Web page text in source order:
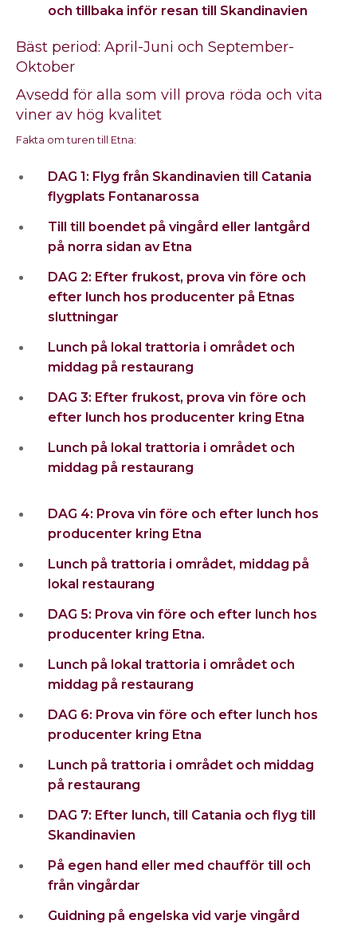
och tillbaka inför resan till Skandinavien
Bäst period: April-Juni och September-
Oktober
Avsedd för alla som vill prova röda och vita
viner av hög kvalitet
Fakta om turen till Etna:
DAG 1: Flyg från Skandinavien till Catania
flygplats Fontanarossa
Till till boendet på vingård eller lantgård
på norra sidan av Etna
DAG 2: Efter frukost, prova vin före och
efter lunch hos producenter på Etnas
sluttningar
Lunch på lokal trattoria i området och
middag på restaurang
DAG 3: Efter frukost, prova vin före och
efter lunch hos producenter kring Etna
Lunch på lokal trattoria i området och
middag på restaurang
DAG 4: Prova vin före och efter lunch hos
producenter kring Etna
Lunch på trattoria i området, middag på
lokal restaurang
DAG 5: Prova vin före och efter lunch hos
producenter kring Etna.
Lunch på lokal trattoria i området och
middag på restaurang
DAG 6: Prova vin före och efter lunch hos
producenter kring Etna
Lunch på trattoria i området och middag
på restaurang
DAG 7: Efter lunch, till Catania och flyg till
Skandinavien
På egen hand eller med chaufför till och
från vingårdar
Guidning på engelska vid varje vingård